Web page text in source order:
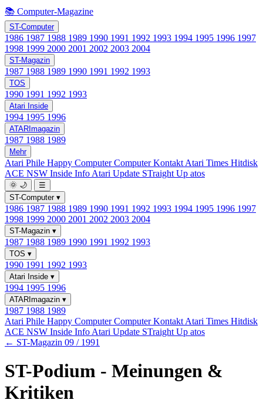
📚 Computer-Magazine
ST-Computer
1986 1987 1988 1989 1990 1991 1992 1993 1994 1995 1996 1997
1998 1999 2000 2001 2002 2003 2004
ST-Magazin
1987 1988 1989 1990 1991 1992 1993
TOS
1990 1991 1992 1993
Atari Inside
1994 1995 1996
ATARImagazin
1987 1988 1989
Mehr
Atari Phile Happy ComputerComputer Kontakt Atari Times Hitdisk
ACE NSW Inside Info Atari Update STraight Up atos
🌞 🌙
☰
ST-Computer ▾
1986 1987 1988 1989 1990 1991 1992 1993 1994 1995 1996 1997
1998 1999 2000 2001 2002 2003 2004
ST-Magazin ▾
1987 1988 1989 1990 1991 1992 1993
TOS ▾
1990 1991 1992 1993
Atari Inside ▾
1994 1995 1996
ATARImagazin ▾
1987 1988 1989
Atari Phile Happy ComputerComputer Kontakt Atari Times Hitdisk
ACE NSW Inside Info Atari Update STraight Up atos
← ST-Magazin 09 / 1991
ST-Podium - Meinungen &
Kritiken